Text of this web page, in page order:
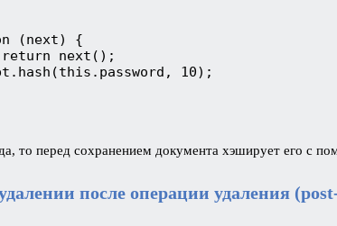
(next) {
next();
10);
то перед сохранением документа хэширует его с
после операции удаления